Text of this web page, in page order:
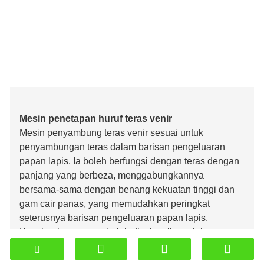
Mesin penetapan huruf teras venir
Mesin penyambung teras venir sesuai untuk
penyambungan teras dalam barisan pengeluaran
papan lapis. Ia boleh berfungsi dengan teras dengan
panjang yang berbeza, menggabungkannya
bersama-sama dengan benang kekuatan tinggi dan
gam cair panas, yang memudahkan peringkat
seterusnya barisan pengeluaran papan lapis.
Keseluruhan proses boleh diselesaikan oleh seorang
pekerja, yang menjimatkan masa dan cekap.